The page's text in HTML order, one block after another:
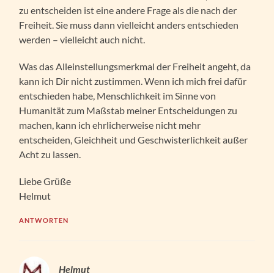
zu entscheiden ist eine andere Frage als die nach der
Freiheit. Sie muss dann vielleicht anders entschieden
werden – vielleicht auch nicht.
Was das Alleinstellungsmerkmal der Freiheit angeht, da
kann ich Dir nicht zustimmen. Wenn ich mich frei dafür
entschieden habe, Menschlichkeit im Sinne von
Humanität zum Maßstab meiner Entscheidungen zu
machen, kann ich ehrlicherweise nicht mehr
entscheiden, Gleichheit und Geschwisterlichkeit außer
Acht zu lassen.
Liebe Grüße
Helmut
ANTWORTEN
Helmut